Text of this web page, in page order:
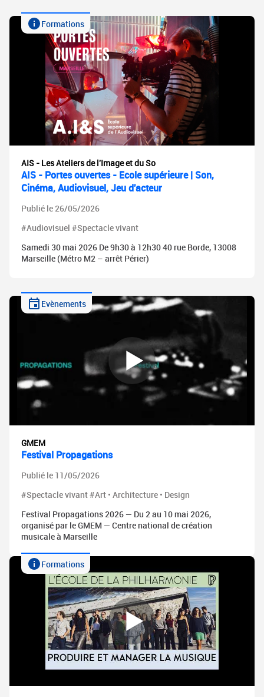
Formations
AIS - Les Ateliers de l'Image et du So
AIS - Portes ouvertes - Ecole supérieure | Son,
Cinéma, Audiovisuel, Jeu d'acteur
Publié le 26/05/2026
#Audiovisuel #Spectacle vivant
Samedi 30 mai 2026 De 9h30 à 12h30 40 rue Borde, 13008
Marseille (Métro M2 – arrêt Périer)
Evènements
GMEM
Festival Propagations
Publié le 11/05/2026
#Spectacle vivant #Art • Architecture • Design
Festival Propagations 2026 — Du 2 au 10 mai 2026,
organisé par le GMEM — Centre national de création
musicale à Marseille
Formations